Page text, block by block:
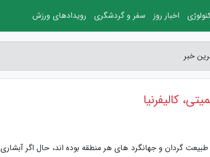
خبر
کالیفرنیا
گردان و جهانگرد های هر منطقه بوده اند، حال اگر آبشاری
اخبار روز سفر و گردشگری رویدادهای ورزش